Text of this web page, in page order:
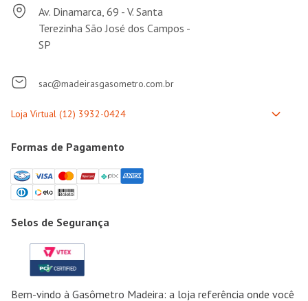
Av. Dinamarca, 69 - V. Santa
Terezinha São José dos Campos -
SP
sac@madeirasgasometro.com.br
Formas de Pagamento
Selos de Segurança
Bem-vindo à Gasômetro Madeira: a loja referência onde você